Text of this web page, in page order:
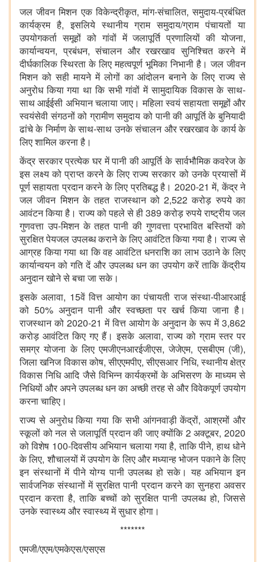
जल जीवन मिशन एक विकेन्द्रीकृत, मांग-संचालित, समुदाय-प्रबंधित
कार्यक्रम है, इसलिये स्थानीय ग्राम समुदाय/ग्राम पंचायतों या
उपयोगकर्ता समूहों को गांवों में जलापूर्ति प्रणालियों की योजना,
कार्यान्वयन, प्रबंधन, संचालन और रखरखाव सुनिश्चित करने में
दीर्घकालिक स्थिरता के लिए महत्वपूर्ण भूमिका निभानी है। जल जीवन
मिशन को सही मायने में लोगों का आंदोलन बनाने के लिए राज्य से
अनुरोध किया गया था कि सभी गांवों में सामुदायिक विकास के साथ-
साथ आईईसी अभियान चलाया जाए। महिला स्वयं सहायता समूहों और
स्वयंसेवी संगठनों को ग्रामीण समुदाय को पानी की आपूर्ति के बुनियादी
ढांचे के निर्माण के साथ-साथ उनके संचालन और रखरखाव के कार्य के
लिए शामिल करना है।
केंद्र सरकार प्रत्येक घर में पानी की आपूर्ति के सार्वभौमिक कवरेज के
इस लक्ष्य को प्राप्त करने के लिए राज्य सरकार को उनके प्रयासों में
पूर्ण सहायता प्रदान करने के लिए प्रतिबद्ध है। 2020-21 में, केंद्र ने
जल जीवन मिशन के तहत राजस्थान को 2,522 करोड़ रुपये का
आवंटन किया है। राज्य को पहले से ही 389 करोड़ रुपये राष्ट्रीय जल
गुणवत्ता उप-मिशन के तहत पानी की गुणवत्ता प्रभावित बस्तियों को
सुरक्षित पेयजल उपलब्ध कराने के लिए आवंटित किया गया है। राज्य से
आग्रह किया गया था कि वह आवंटित धनराशि का लाभ उठाने के लिए
कार्यान्वयन को गति दें और उपलब्ध धन का उपयोग करें ताकि केंद्रीय
अनुदान खोने से बचा जा सके।
इसके अलावा, 15वें वित्त आयोग का पंचायती राज संस्था-पीआरआई
को 50% अनुदान पानी और स्वच्छता पर खर्च किया जाना है।
राजस्थान को 2020-21 में वित्त आयोग के अनुदान के रूप में 3,862
करोड़ आवंटित किए गए हैं। इसके अलावा, राज्य को ग्राम स्तर पर
समग्र योजना के लिए एमजीएनआरईजीएस, जेजेएम, एसबीएम (जी),
जिला खनिज विकास कोष, सीएएमपीए, सीएसआर निधि, स्थानीय क्षेत्र
विकास निधि आदि जैसे विभिन्न कार्यक्रमों के अभिसरण के माध्यम से
निधियों और अपने उपलब्ध धन का अच्छी तरह से और विवेकपूर्ण उपयोग
करना चाहिए।
राज्य से अनुरोध किया गया कि सभी आंगनवाड़ी केंद्रों, आश्रमों और
स्कूलों को नल से जलापूर्ति प्रदान की जाए क्योंकि 2 अक्टूबर, 2020
को विशेष 100-दिवसीय अभियान चलाया गया है, ताकि पीने, हाथ धोने
के लिए, शौचालयों में उपयोग के लिए और मध्यान्ह भोजन पकाने के लिए
इन संस्थानों में पीने योग्य पानी उपलब्ध हो सके। यह अभियान इन
सार्वजनिक संस्थानों में सुरक्षित पानी प्रदान करने का सुनहरा अवसर
प्रदान करता है, ताकि बच्चों को सुरक्षित पानी उपलब्ध हो, जिससे
उनके स्वास्थ्य और स्वास्थ्य में सुधार होगा।
*******
एमजी/एएम/एमकेएस/एसएस